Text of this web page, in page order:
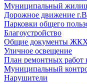
Муниципальный
Дорожное движение
Парковки общего
Благоустройство
Общие документы
Уличное освещение
План ремонтных работ
Муниципальный
Нарушители